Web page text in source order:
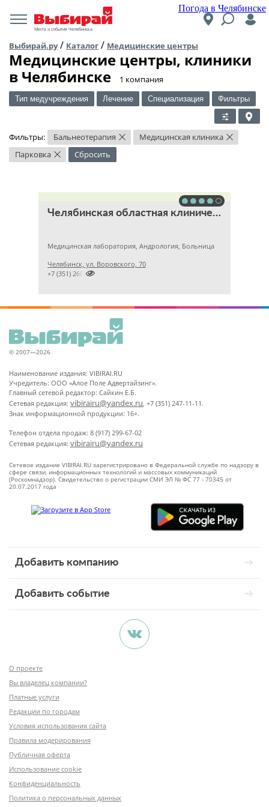
Погода в Челябинске
Места и события Челябинска
Выбирай.ру/ Каталог / Медицинские центры
Медицинские центры, клиники
в Челябинске
​1 компания
Тип медучреждения Лечение Специализация Фильтры
Фильтры: Бальнеотерапия × Медицинская клиника ×
Парковка × Сбросить
Челябинская областная клиническая больница
Медицинская лаборатория, Андрология, Больница
Челябинск, ул. Воровского, 70

+7 (351) 2609824
© 2007—2026
Наименование издания: VIBIRAI.RU
Учредитель: ООО «Алое Поле Адвертайзинг».
Главный сетевой редактор: Сайкин Е.Б.
Сетевая редакция: vibirairu@yandex.ru, +7 (351) 247-11-11.
Знак информационной продукции: 16+.
Телефон отдела продаж: 8 (917) 299-67-02
Сетевая редакция: vibirairu@yandex.ru
Сетевое издание VIBIRAI.RU зарегистрировано в Федеральной службе по надзору в
сфере связи, информационных технологий и массовых коммуникаций
(Роскомнадзор). Свидетельство о регистрации СМИ ЭЛ № ФС 77 - 70345 от
20.07.2017 года
Добавить компанию
Добавить событие
О проекте
Вы владелец компании?
Платные услуги
Редакции по городам
Условия использования сайта
Правила модерирования
Публичная оферта
Использование cookie
Конфиденциальность
Политика о персональных данных